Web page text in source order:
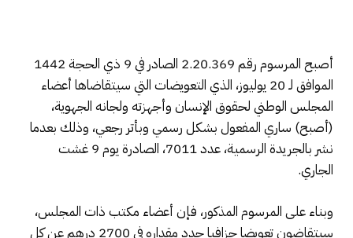
أصبح المرسوم رقم 2.20.369 الصادر في 9 ذي الحجة 1442
الموافق لـ 20 يوليوز، الذي التعويضات التي سيتقاضاها أعضاء
المجلس الوطني لحقوق الإنسان وأجهزته ولجانه الجهوية،
(أصبح) ساري المفعول بشكل رسمي وبأتر رجعي، وذلك بعدما
نشر بالجريدة الرسمية، عدد 7011، الصادرة يوم 9 غشت
الجاري.
وبناء على المرسوم المذكور، فإن أعضاء مكتب ذات المجلس،
سيتقاضون تعويضا جزافيا حدد مقداره في 2700 درهم عن كل